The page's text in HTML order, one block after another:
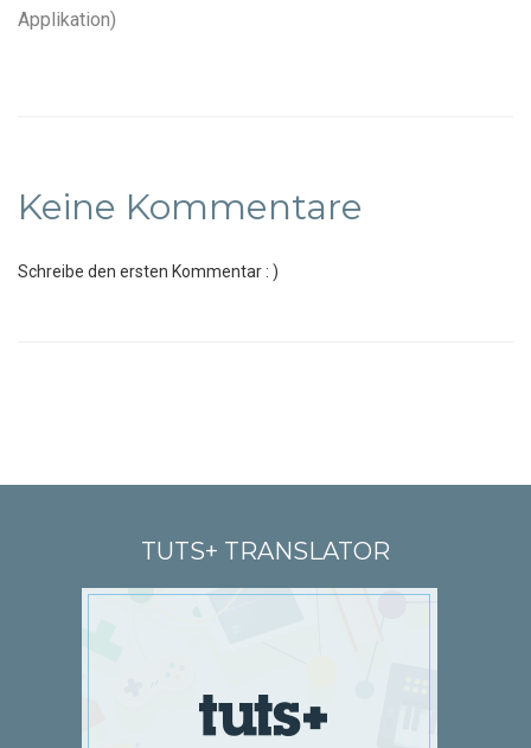
Applikation)
Keine Kommentare
Schreibe den ersten Kommentar : )
TUTS+ TRANSLATOR